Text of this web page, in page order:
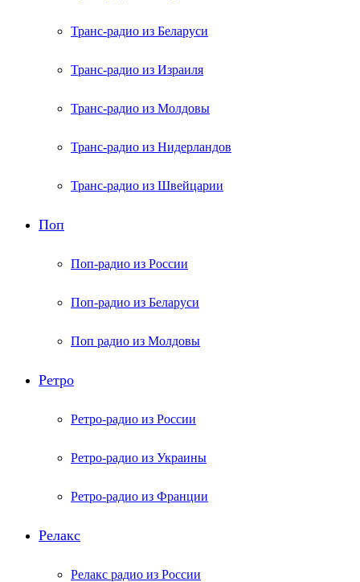
Транс-радио из Беларуси
Транс-радио из Израиля
Транс-радио из Молдовы
Транс-радио из Нидерландов
Транс-радио из Швейцарии
Поп
Поп-радио из России
Поп-радио из Беларуси
Поп радио из Молдовы
Ретро
Ретро-радио из России
Ретро-радио из Украины
Ретро-радио из Франции
Релакс
Релакс радио из России